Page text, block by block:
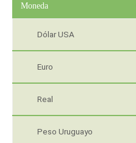
Moneda
Dólar USA
Euro
Real
Peso Uruguayo